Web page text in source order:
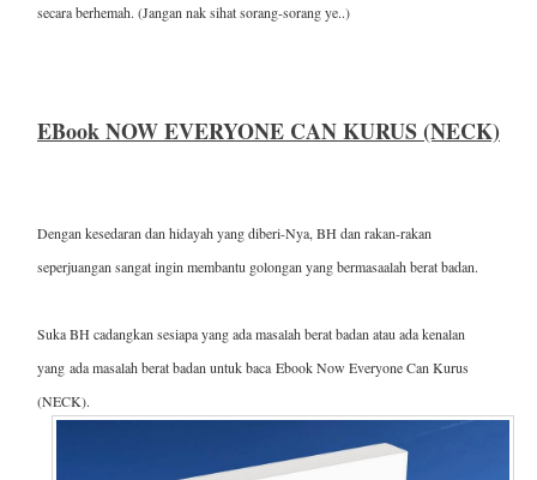
secara berhemah. (Jangan nak sihat sorang-sorang ye..)
EBook NOW EVERYONE CAN KURUS (NECK)
Dengan kesedaran dan hidayah yang diberi-Nya, BH dan rakan-rakan
seperjuangan sangat ingin membantu golongan yang bermasaalah berat badan.
Suka BH cadangkan sesiapa yang ada masalah berat badan atau ada kenalan
yang ada masalah berat badan untuk baca Ebook Now Everyone Can Kurus
(NECK).